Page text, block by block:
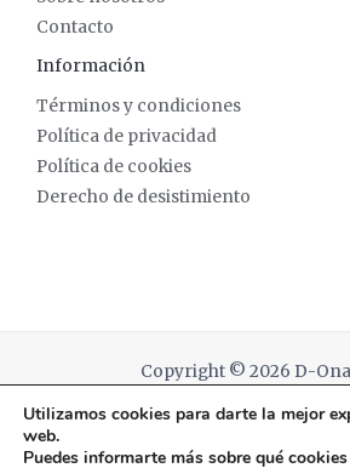
Contacto
Información
Términos y condiciones
Política de privacidad
Política de cookies
Derecho de desistimiento
Copyright © 2026 D-
Powered by D-Ona
Utilizamos cookies para darte la mejor
web.
Puedes informarte más sobre qué